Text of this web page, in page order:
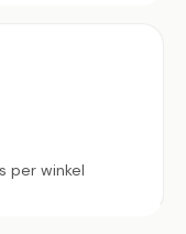
per winkel